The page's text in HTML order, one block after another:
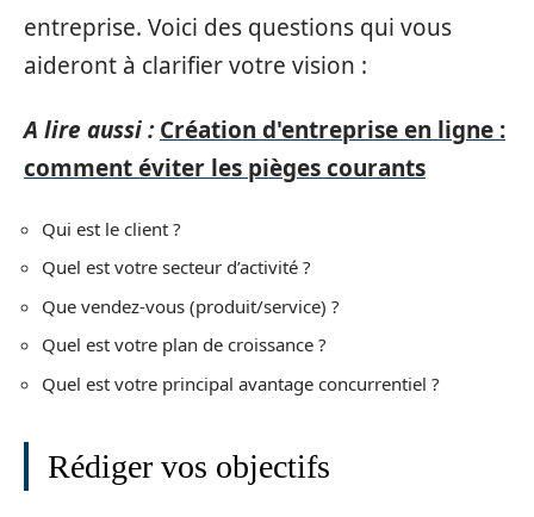
entreprise. Voici des questions qui vous
aideront à clarifier votre vision :
A lire aussi : Création d'entreprise en ligne :
comment éviter les pièges courants
Qui est le client ?
Quel est votre secteur d’activité ?
Que vendez-vous (produit/service) ?
Quel est votre plan de croissance ?
Quel est votre principal avantage concurrentiel ?
Rédiger vos objectifs